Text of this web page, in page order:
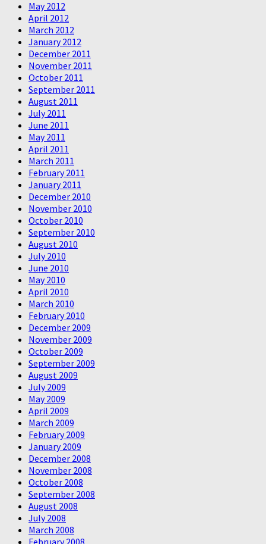
May 2012
April 2012
March 2012
January 2012
December 2011
November 2011
October 2011
September 2011
August 2011
July 2011
June 2011
May 2011
April 2011
March 2011
February 2011
January 2011
December 2010
November 2010
October 2010
September 2010
August 2010
July 2010
June 2010
May 2010
April 2010
March 2010
February 2010
December 2009
November 2009
October 2009
September 2009
August 2009
July 2009
May 2009
April 2009
March 2009
February 2009
January 2009
December 2008
November 2008
October 2008
September 2008
August 2008
July 2008
March 2008
February 2008